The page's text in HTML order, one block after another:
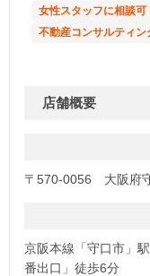
女性スタッフに相談可
不動産コンサルティン
店舗概要
〒570-0056 大阪府
京阪本線「守口市」
番出口」徒歩6分